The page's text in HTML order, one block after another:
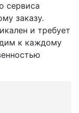
сервиса
заказу.
и требует
к каждому